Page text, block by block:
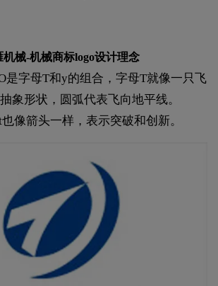
机械-机械商标logo设计理念
是字母T和y的组合，字母T就像一只飞
象形状，圆弧代表飞向地平线。
像箭头一样，表示突破和创新。